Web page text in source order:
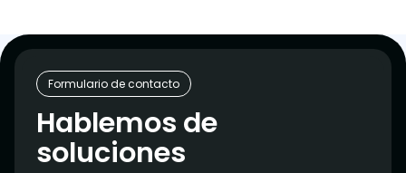
Formulario de contacto
Hablemos de
soluciones